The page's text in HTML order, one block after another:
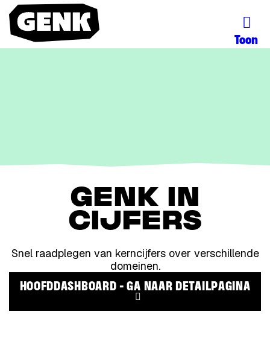
Toon
GENK IN
CIJFERS
Snel raadplegen van kerncijfers over verschillende
domeinen.
HOOFDDASHBOARD- GA NAAR DETAILPAGINA